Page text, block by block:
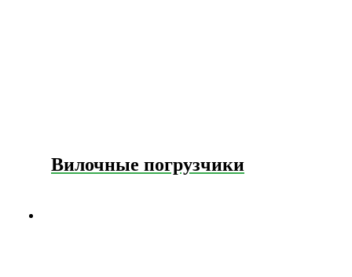
Вилочные погрузчики